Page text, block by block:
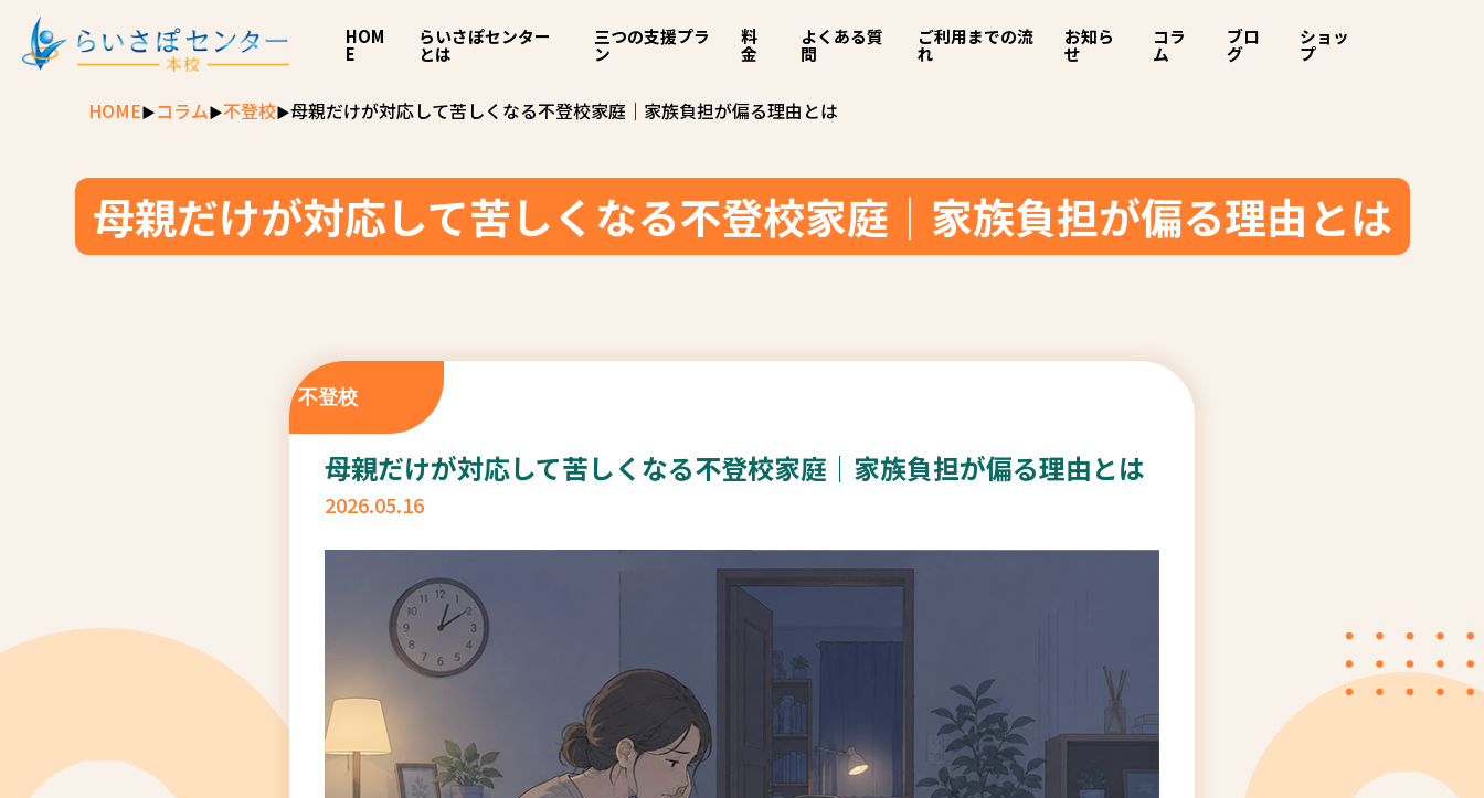
HOM
E
らいさぽセンター
とは
三つの支援プラ
ン
料
金
よくある質
問
ご利用までの流
れ
お知ら
せ
コラ
ム
ブロ
グ
ショッ
プ
HOME コラム 不登校 母親だけが対応して苦しくなる不登校家庭｜家族負担が偏る理由とは
母親だけが対応して苦しくなる不登校家庭｜家族負担が偏る理由とは
不登校
母親だけが対応して苦しくなる不登校家庭｜家族負担が偏る理由とは
2026.05.16